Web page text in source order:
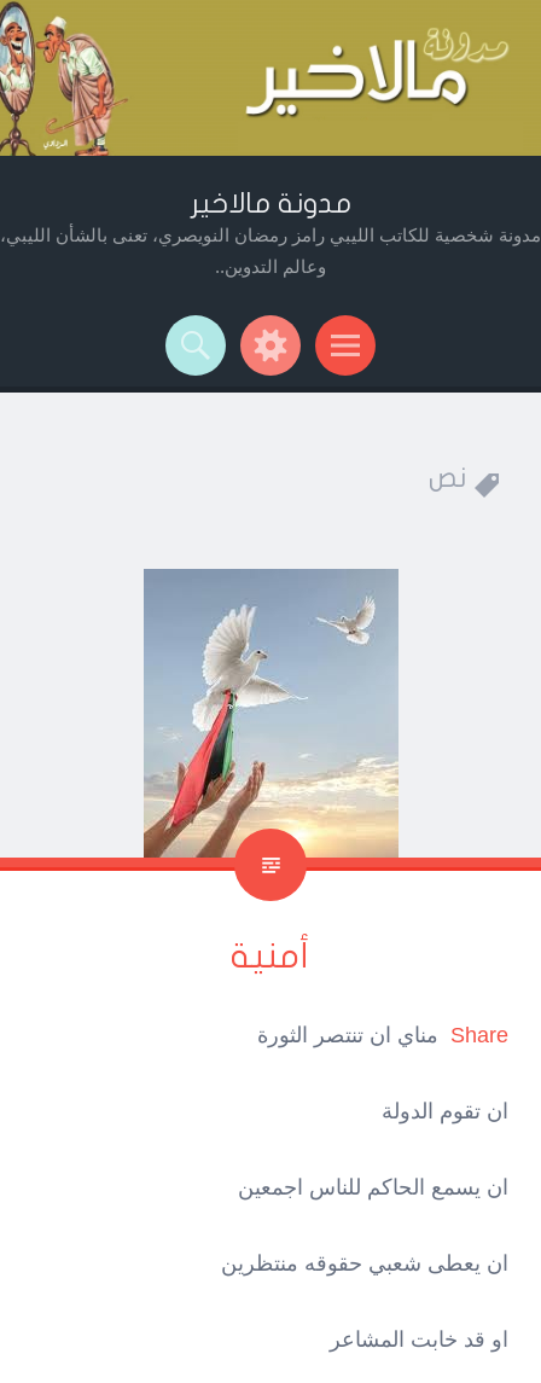
مدونة مالاخير
مدونة شخصية للكاتب الليبي رامز رمضان النويصري، تعنى بالشأن الليبي،
وعالم التدوين..
Menu
Widgets
Search
نص
أمنية
Share مناي ان تنتصر الثورة
ان تقوم الدولة
ان يسمع الحاكم للناس اجمعين
ان يعطى شعبي حقوقه منتظرين
او قد خابت المشاعر